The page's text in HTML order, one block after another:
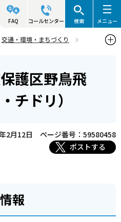
FAQ コールセンター 検索 メニュー
交通・環境・まちづくり
シギ・チドリ）
護区野鳥飛
チドリ）
2月12日
ページ番号：59580458
ポストする
報